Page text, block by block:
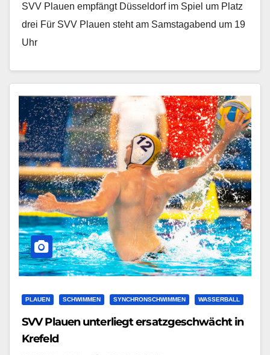
SVV Plauen empfängt Düsseldorf im Spiel um Platz
drei Für SVV Plauen steht am Samstagabend um 19
Uhr
PLAUEN SCHWIMMEN SYNCHRONSCHWIMMEN WASSERBALL
SVV Plauen unterliegt ersatzgeschwächt in
Krefeld